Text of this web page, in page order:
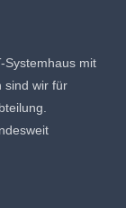
Systemhaus mit
sind wir für